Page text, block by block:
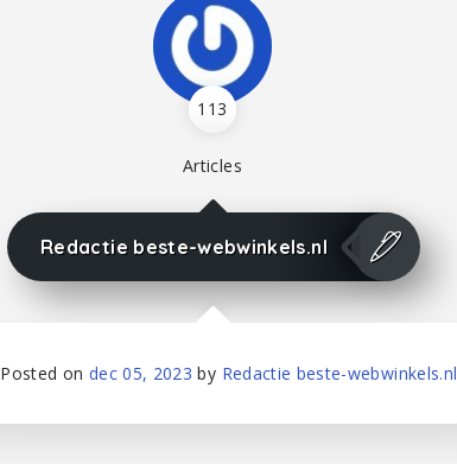
113
Articles
Redactie beste-webwinkels.nl
Posted on dec 05, 2023 by Redactie beste-webwinkels.nl